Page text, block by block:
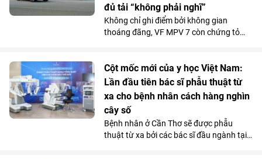
đủ tải “không phải nghĩ”
Không chỉ ghi điểm bởi không gian
thoáng đãng, VF MPV 7 còn chứng tỏ
Chi phí sử dụng tiết kiệm và những ưu
đãi hấp dẫn càng khiến mẫu MPV điện 7
chỗ tăng sức hút trong tháng 7.
Cột mốc mới của y học Việt Nam:
Lần đầu tiên bác sĩ phẫu thuật từ
xa cho bệnh nhân cách hàng nghìn
cây số
Bệnh nhân ở Cần Thơ sẽ được phẫu
thuật từ xa bởi các bác sĩ đầu ngành tại